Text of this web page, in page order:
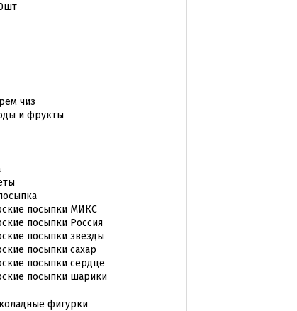
чиз
и фрукты
посыпки МИКС
посыпки Россия
посыпки звезды
посыпки сахар
посыпки сердце
посыпки шарики
фигурки